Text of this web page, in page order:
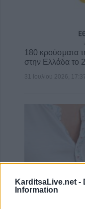
KarditsaLive.net -
Information
180 κρούσματα
στην Ελλάδα το
31 Ιουλίου 2026,